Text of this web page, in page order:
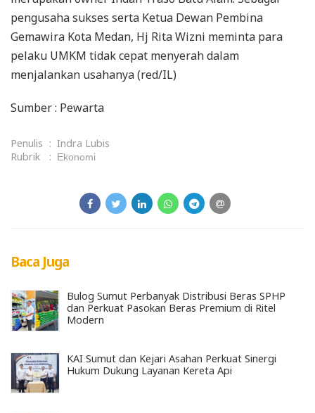
pengusaha sukses serta Ketua Dewan Pembina
Gemawira Kota Medan, Hj Rita Wizni meminta para
pelaku UMKM tidak cepat menyerah dalam
menjalankan usahanya (red/IL)
Sumber : Pewarta
Penulis : Indra Lubis
Rubrik
: Ekonomi
Baca Juga
Bulog Sumut Perbanyak Distribusi Beras SPHP
dan Perkuat Pasokan Beras Premium di Ritel
Modern
KAI Sumut dan Kejari Asahan Perkuat Sinergi
Hukum Dukung Layanan Kereta Api